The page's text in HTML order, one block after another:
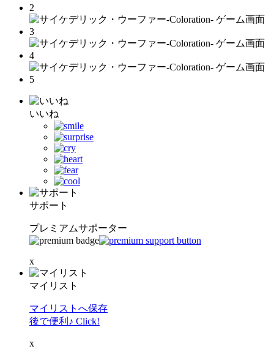
いいね
サポート
プレミアムサポーター
x
マイリスト
マイリストへ保存
後で便利♪ Click!
x